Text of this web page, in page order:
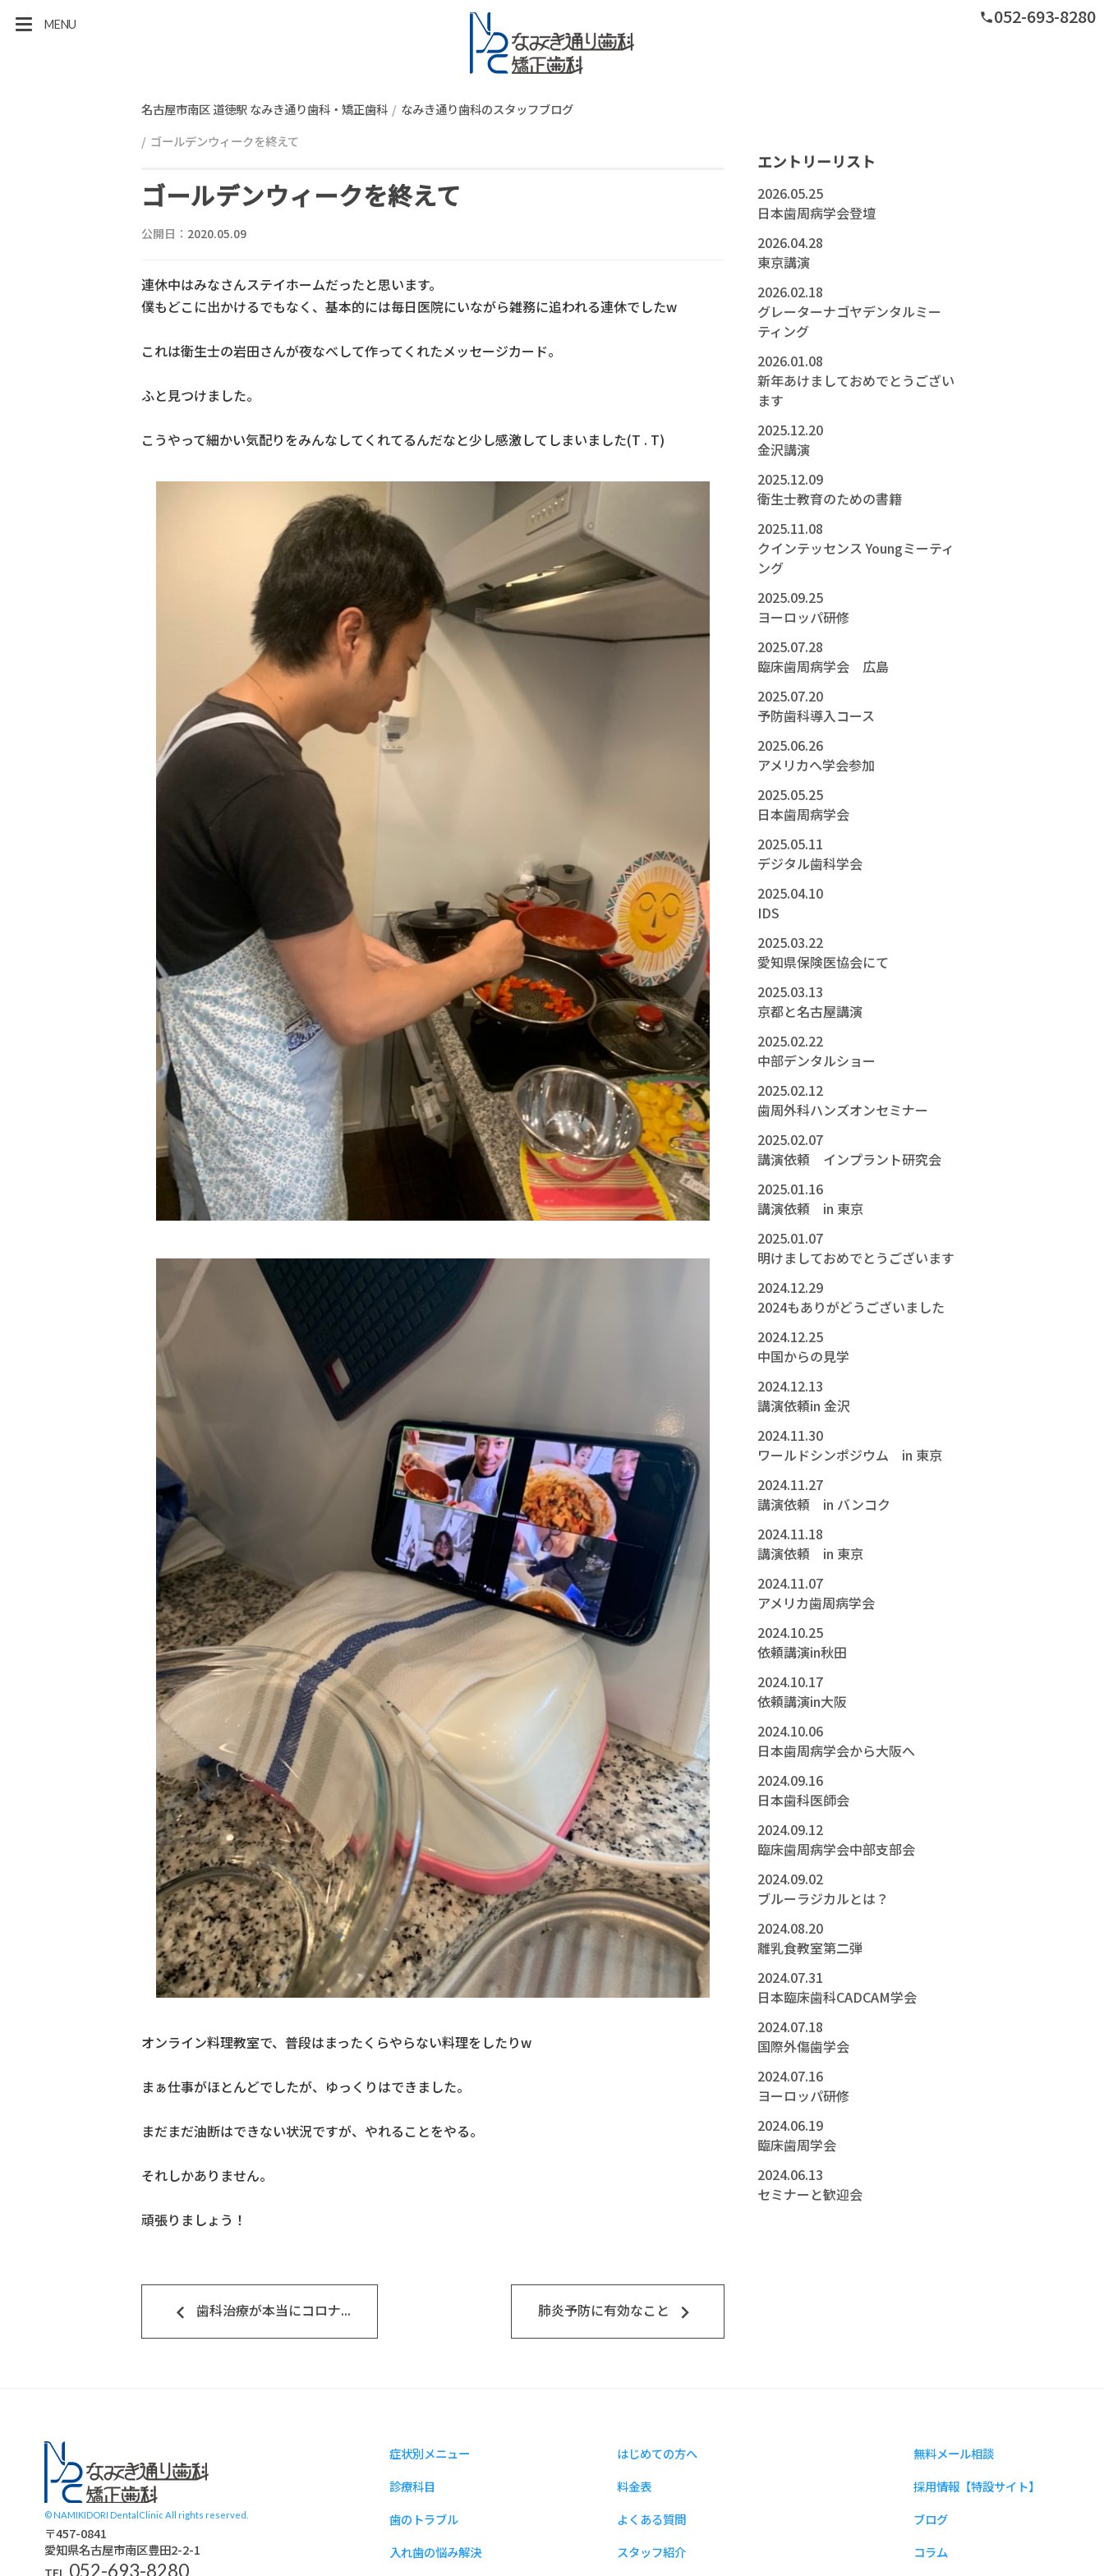
MENU phone052-693-8280
名古屋市南区 道徳駅 なみき通り歯科・矯正歯科
なみき通り歯科のスタッフブログ
ゴールデンウィークを終えて
ゴールデンウィークを終えて
公開日： 2020.05.09
連休中はみなさんステイホームだったと思います。
僕もどこに出かけるでもなく、基本的には毎日医院にいながら雑務に追われる連休でしたw
これは衛生士の岩田さんが夜なべして作ってくれたメッセージカード。
ふと見つけました。
こうやって細かい気配りをみんなしてくれてるんだなと少し感激してしまいました(T . T)
オンライン料理教室で、普段はまったくらやらない料理をしたりw
まぁ仕事がほとんどでしたが、ゆっくりはできました。
まだまだ油断はできない状況ですが、やれることをやる。
それしかありません。
頑張りましょう！
keyboard_arrow_left 歯科治療が本当にコロナ... 肺炎予防に有効なこと keyboard_arrow_right
エントリーリスト
2026.05.25
日本歯周病学会登壇
2026.04.28
東京講演
2026.02.18
グレーターナゴヤデンタルミー
ティング
2026.01.08
新年あけましておめでとうござい
ます
2025.12.20
金沢講演
2025.12.09
衛生士教育のための書籍
2025.11.08
クインテッセンス Youngミーティ
ング
2025.09.25
ヨーロッパ研修
2025.07.28
臨床歯周病学会 広島
2025.07.20
予防歯科導入コース
2025.06.26
アメリカへ学会参加
2025.05.25
日本歯周病学会
2025.05.11
デジタル歯科学会
2025.04.10
IDS
2025.03.22
愛知県保険医協会にて
2025.03.13
京都と名古屋講演
2025.02.22
中部デンタルショー
2025.02.12
歯周外科ハンズオンセミナー
2025.02.07
講演依頼 インプラント研究会
2025.01.16
講演依頼 in 東京
2025.01.07
明けましておめでとうございます
2024.12.29
2024もありがどうございました
2024.12.25
中国からの見学
2024.12.13
講演依頼in 金沢
2024.11.30
ワールドシンポジウム in 東京
2024.11.27
講演依頼 in バンコク
2024.11.18
講演依頼 in 東京
2024.11.07
アメリカ歯周病学会
2024.10.25
依頼講演in秋田
2024.10.17
依頼講演in大阪
2024.10.06
日本歯周病学会から大阪へ
2024.09.16
日本歯科医師会
2024.09.12
臨床歯周病学会中部支部会
2024.09.02
ブルーラジカルとは？
2024.08.20
離乳食教室第二弾
2024.07.31
日本臨床歯科CADCAM学会
2024.07.18
国際外傷歯学会
2024.07.16
ヨーロッパ研修
2024.06.19
臨床歯周学会
2024.06.13
セミナーと歓迎会
© NAMIKIDORI DentalClinic All rights reserved.
〒457-0841
愛知県名古屋市南区豊田2-2-1
TEL. 052-693-8280
症状別メニュー
診療科目
歯のトラブル
入れ歯の悩み解決
はじめての方へ
料金表
よくある質問
スタッフ紹介
無料メール相談
採用情報【特設サイト】
ブログ
コラム